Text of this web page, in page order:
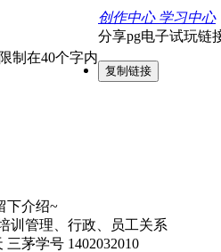
创作中心 学习中心
制在40个字内
分享pg电子试玩链
复制链接
下介绍~
训管理、行政、员工关系
三茅学号 1402032010